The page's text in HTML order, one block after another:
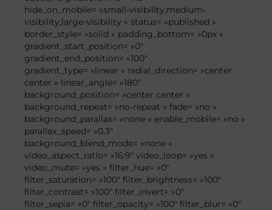
hide_on_mobile= »small-visibility,medium-
visibility,large-visibility » status= »published »
border_style= »solid » padding_bottom= »0px »
gradient_start_position= »0″
gradient_end_position= »100″
gradient_type= »linear » radial_direction= »center
center » linear_angle= »180″
background_position= »center center »
background_repeat= »no-repeat » fade= »no »
background_parallax= »none » enable_mobile= »no »
parallax_speed= »0.3″
background_blend_mode= »none »
video_aspect_ratio= »16:9″ video_loop= »yes »
video_mute= »yes » filter_hue= »0″
filter_saturation= »100″ filter_brightness= »100″
filter_contrast= »100″ filter_invert= »0″
filter_sepia= »0″ filter_opacity= »100″ filter_blur= »0″